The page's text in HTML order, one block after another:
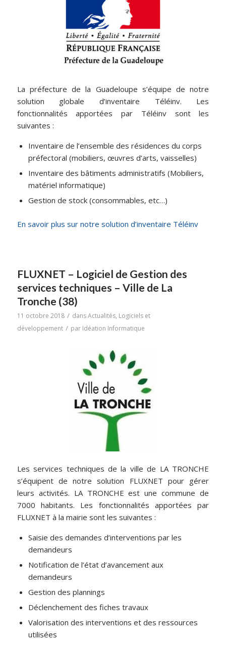
La préfecture de la Guadeloupe s’équipe de notre
solution globale d’inventaire Téléinv. Les
fonctionnalités apportées par Téléinv sont les
suivantes :
Inventaire de l’ensemble des résidences du corps
préfectoral (mobiliers, œuvres d’arts, vaisselles)
Inventaire des bâtiments administratifs (Mobiliers,
matériel informatique)
Gestion de stock (consommables, etc…)
En savoir plus sur notre solution d’inventaire Téléinv
FLUXNET – Logiciel de Gestion des
services techniques – Ville de La
Tronche (38)
11 octobre 2018 / dansActualités, Logiciels et
développement / par Idéation Informatique
Les services techniques de la ville de LA TRONCHE
s’équipent de notre solution FLUXNET pour gérer
leurs activités. LA TRONCHE est une commune de
7000 habitants. Les fonctionnalités apportées par
FLUXNET à la mairie sont les suivantes :
Saisie des demandes d’interventions par les
demandeurs
Notification de l’état d’avancement aux
demandeurs
Gestion des plannings
Déclenchement des fiches travaux
Valorisation des interventions et des ressources
utilisées